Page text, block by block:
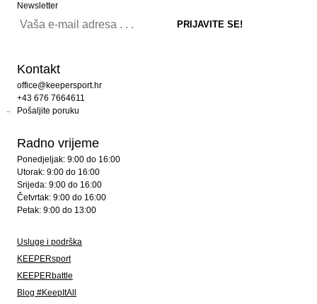
Newsletter
Kontakt
office@keepersport.hr
+43 676 7664611
Pošaljite poruku
Radno vrijeme
Ponedjeljak: 9:00 do 16:00
Utorak: 9:00 do 16:00
Srijeda: 9:00 do 16:00
Četvrtak: 9:00 do 16:00
Petak: 9:00 do 13:00
Usluge i podrška
KEEPERsport
KEEPERbattle
Blog #KeepItAll